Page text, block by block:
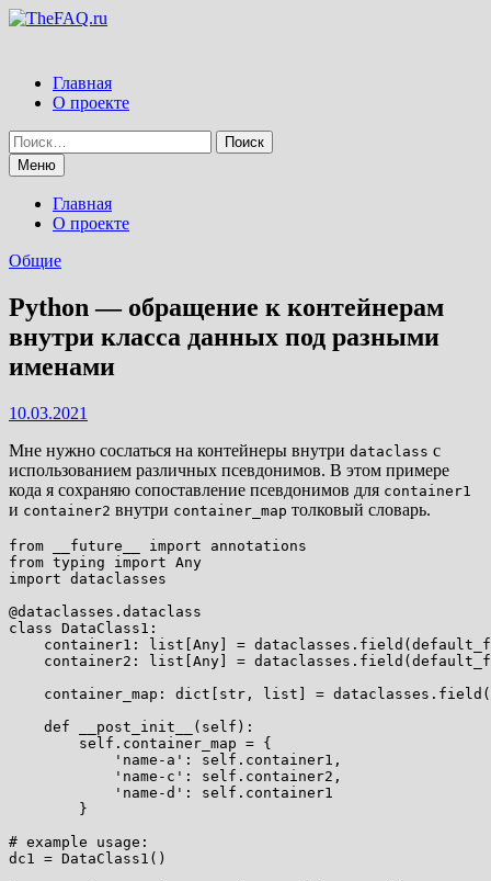
Перейти
Главная
О проекте
Найти:
Меню
Главная
О проекте
Общие
Python — обращение к контейнерам
внутри класса данных под разными
именами
10.03.2021
Мне нужно сослаться на контейнеры внутри dataclass с
использованием различных псевдонимов. В этом примере
кода я сохраняю сопоставление псевдонимов для container1
и container2 внутри container_map толковый словарь.
from __future__ import annotations
from typing import Any
import dataclasses
@dataclasses.dataclass
class DataClass1:
container1: list[Any] =
container2: list[Any] =
container_map: dict[str, list] =
    def __post_init__(self):
        self.container_map = {
            'name-a': self.container1,
            'name-c': self.container2,
            'name-d': self.container1
        }
# example usage:
dc1 = DataClass1()